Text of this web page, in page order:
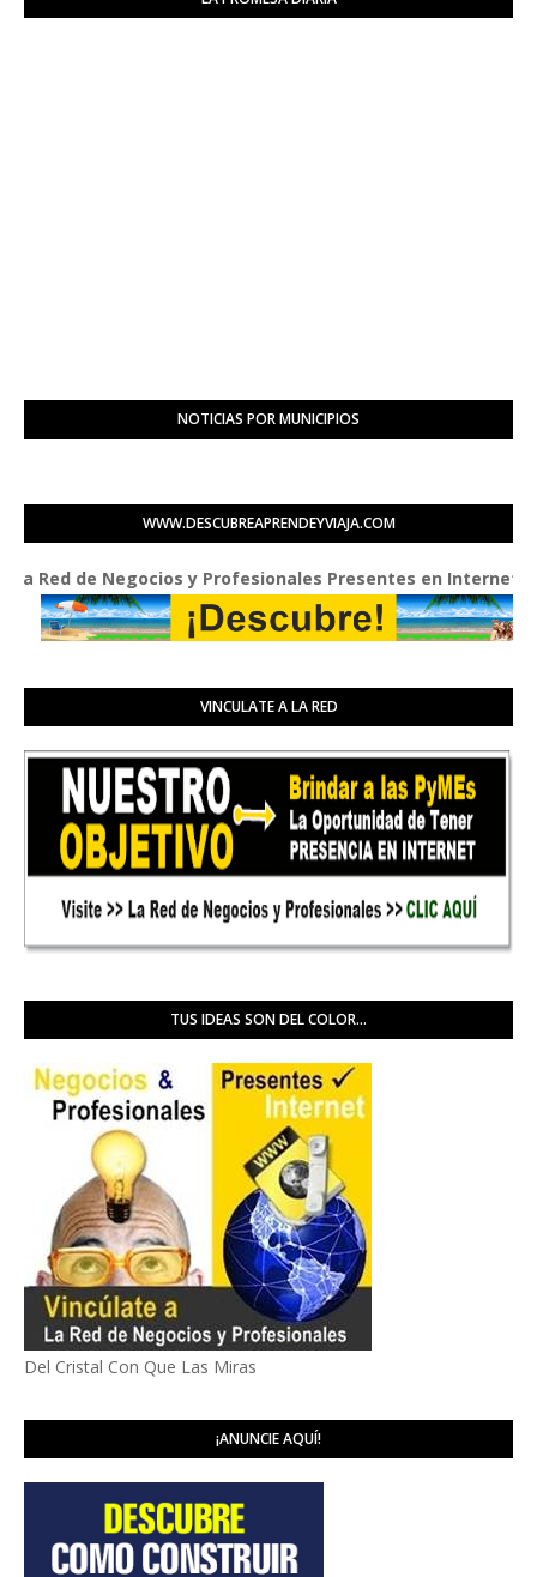
NOTICIAS POR MUNICIPIOS
WWW.DESCUBREAPRENDEYVIAJA.COM
de Negocios y Profesionales Presentes en Internet
VINCULATE A LA RED
TUS IDEAS SON DEL COLOR...
Del Cristal Con Que Las Miras
¡ANUNCIE AQUÍ!